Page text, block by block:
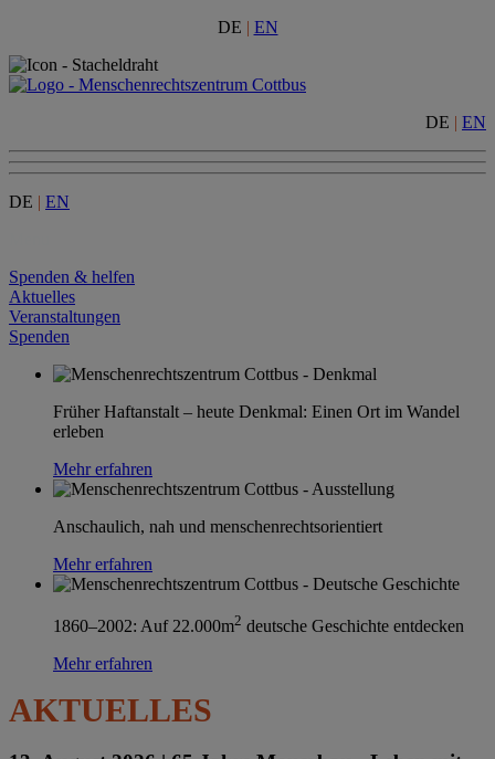
DE | EN
DE | EN
DE | EN
Spenden & helfen
Aktuelles
Veranstaltungen
Spenden
Früher Haftanstalt – heute Denkmal: Einen Ort im Wandel
erleben
Mehr erfahren
Anschaulich, nah und menschenrechtsorientiert
Mehr erfahren
1860–2002: Auf 22.000m2 deutsche Geschichte entdecken
Mehr erfahren
AKTUELLES